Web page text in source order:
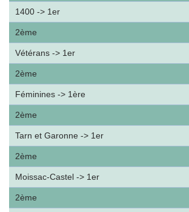
1400 -> 1er
2ème
Vétérans -> 1er
2ème
Féminines -> 1ère
2ème
Tarn et Garonne -> 1er
2ème
Moissac-Castel -> 1er
2ème